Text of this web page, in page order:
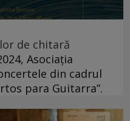
de chitară
Asociația
din cadrul
para Guitarra”.